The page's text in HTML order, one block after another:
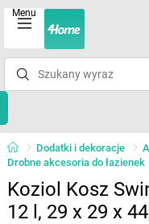
Menu
Dodatki i dekoracje
Drobne akcesoria do łazienek
Koziol Kosz
12 l, 29 x 29 x